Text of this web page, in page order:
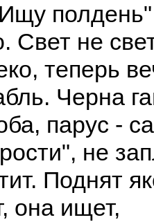
Свет не
теперь
Черна
парус -
не
Поднят
она ищет,